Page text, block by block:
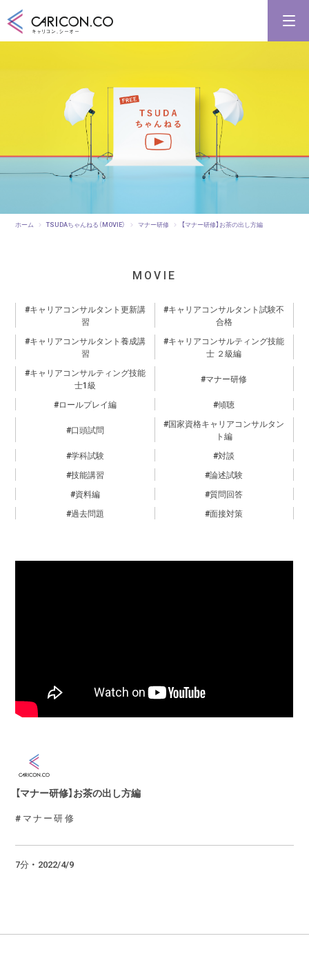
キャリコンシーオーとは
キャリアコンサルタントとは
ホーム TSUDAちゃんねる（MOVIE） マナー研修 【マナー研修】お茶の出し方編
MOVIE
キャリアコンサルタント更新講
習
キャリアコンサルタント試験不
合格
キャリアコンサルタント養成講
習
キャリアコンサルティング技能
士 ２級編
キャリアコンサルティング技能
士1級
マナー研修
ロールプレイ編 傾聴
口頭試問
国家資格キャリアコンサルタン
ト編
学科試験
対談
技能講習
論述試験
資料編
質問回答
過去問題
面接対策
【マナー研修】お茶の出し方編
マナー研修
7分 ・ 2022/4/9